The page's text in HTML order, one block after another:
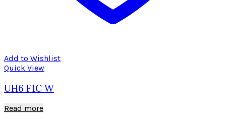
Add to Wishlist
Quick View
UH6 F1C W
Read more